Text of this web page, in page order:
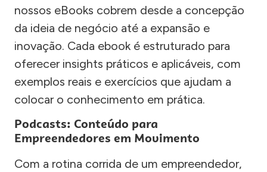
nossos eBooks cobrem desde a concepção
da ideia de negócio até a expansão e
inovação. Cada ebook é estruturado para
oferecer insights práticos e aplicáveis, com
exemplos reais e exercícios que ajudam a
colocar o conhecimento em prática.
Podcasts: Conteúdo para
Empreendedores em Movimento
Com a rotina corrida de um empreendedor,